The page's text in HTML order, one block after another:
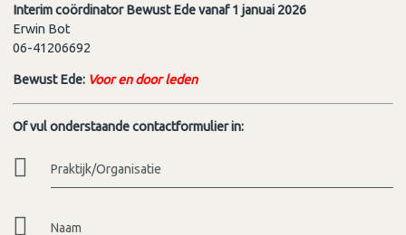
Interim coördinator Bewust Ede vanaf 1 januai 2026
Erwin Bot
06-41206692
Bewust Ede: Voor en door leden
Of vul onderstaande contactformulier in:
Praktijk/Organisatie
Naam